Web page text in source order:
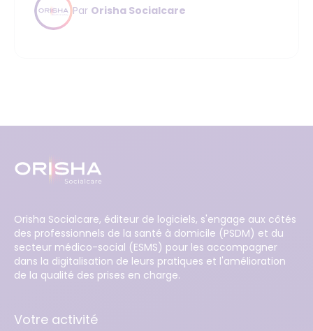
Par Orisha Socialcare
Orisha Socialcare, éditeur de logiciels, s'engage aux côtés
des professionnels de la santé à domicile (PSDM) et du
secteur médico-social (ESMS) pour les accompagner
dans la digitalisation de leurs pratiques et l'amélioration
de la qualité des prises en charge.
Votre activité